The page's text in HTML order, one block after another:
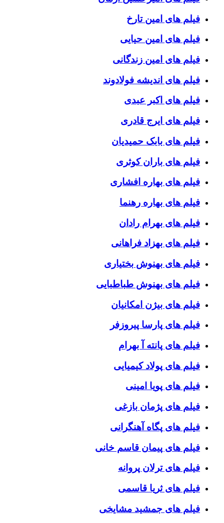
فیلم های امین تارخ
فیلم های امین حیایی
فیلم های امین زندگانی
فیلم های اندیشه فولادوند
فیلم های اکبر عبدی
فیلم های ایرج قادری
فیلم های بابک حمیدیان
فیلم های باران کوثری
فیلم های بهاره افشاری
فیلم های بهاره رهنما
فیلم های بهرام رادان
فیلم های بهزاد فراهانی
فیلم های بهنوش بختیاری
فیلم های بهنوش طباطبایی
فیلم های بیژن امکانیان
فیلم های پارسا پیروزفر
فیلم های پانته آ بهرام
فیلم های پولاد کیمیایی
فیلم های پویا امینی
فیلم های پژمان بازغی
فیلم های پگاه آهنگرانی
فیلم های پیمان قاسم خانی
فیلم های ترلان پروانه
فیلم های ثریا قاسمی
فیلم های جمشید مشایخی